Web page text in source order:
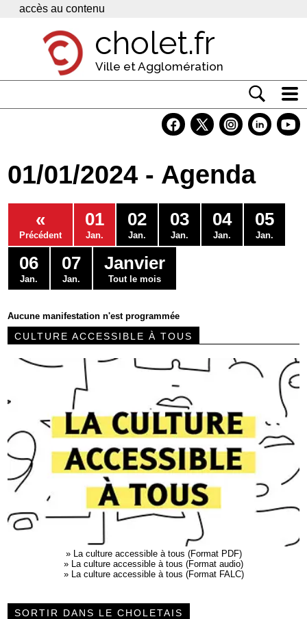
Panneau de gestion des cookies
accès au contenu
cholet.fr
Ville et Agglomération
Economie
Services
Contacts
01/01/2024 - Agenda
«
Précédent
01
Jan.
02
Jan.
03
Jan.
04
Jan.
05
Jan.
06
Jan.
07
Jan.
Janvier
Tout le mois
Aucune manifestation n'est programmée
CULTURE ACCESSIBLE À TOUS
»
La culture accessible à tous (Format PDF)
»
La culture accessible à tous (Format audio)
»
La culture accessible à tous (Format FALC)
SORTIR DANS LE CHOLETAIS